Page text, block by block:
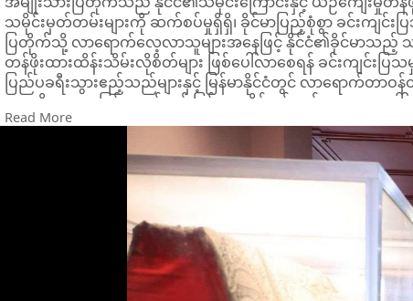
ပြည်ပခရီးသွားဧည့်သည်များနှင့် မြန်မာနိုင်ငံတွင် လာရောက်တာ
များကို လေ့လာခြင်းမှတစ်ဆင့် မြန်မာ့သမိုင်းနှင့် ယဉ်ကျေးမှုအပေါ်
လူငယ်လူရွယ်များ ပြတိုက်သို့ လာရောက်လေ့လာခြင်းဖြင့် သမိုင်း၏
အမွေအနှစ်များကို ကာကွယ်စောင့်ရှောက်လိုစိတ်များ ဖြစ်ပေါ်လာ
အမျိုးသားပြတိုက်၌ လေ့လာကြည့်ရှုခြင်းဖြင့် မြန်မာတို့၏ မြင့်မ
တိုင်းရင်းသားတို့၏ စွမ်းဆောင်ချက်များကို သိရှိနိုင်မည်ဖြစ်သကဲ့သို့
သားအဖြစ် ဂုဏ်ယူတတ်စိတ်များ ဖြစ်ပေါ်လာစေမည်ဖြစ်ကြောင်
ပြတိုက်အတွင်းရှိ ပစ္စည်းများသည် တန်ဖိုးဖြတ်၍မရနိုင်သည့် သမိုင်
လာရောက်သူများ စည်းကမ်းတကျလေ့လာနိုင်ရေး ကြပ်မတ်ဆော
ထို့ပြင် ရှေးဟောင်းအမွေအနှစ်ပစ္စည်းများ လှူဒါန်းသူများ၏
အချို့ကို ခေတ်မီနည်းပညာအသုံးပြု၍ ပိုမိုကြည်လင်ပြတ်သားအောင်
ရဟန်းရှင်လူပြည်သူများ၊ ကျောင်းသား၊ ကျောင်းသူများ၊ နိုင်ငံ
လေ့လာရာတွင် သမိုင်းအထောက်အထားများကို လွယ်ကူရှင်းလင်းစွာ
နိုင်ငံတော်သမ္မတက လမ်းညွှန်မှာကြားခဲ့ကြောင်း သိရသည်။
Read More